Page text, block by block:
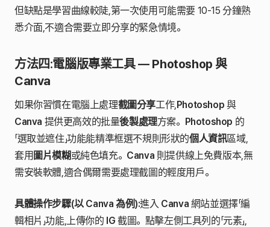
但缺點是學習曲線較陡,第一次使用可能需要 10-15 分鐘熟
悉介面,不適合需要立即分享的緊急情境。
方法四:電腦版專業工具 — Photoshop 與
Canva
如果你習慣在電腦上處理截圖分享工作,Photoshop 與
Canva 提供更高效的批量後製處理方案。 Photoshop 的
「選取並遮住」功能能精準框選不規則形狀的個人資訊區域,
套用 圖片模糊或純色填充。 Canva 則提供線上免費版本,無
需安裝軟體,適合偶爾需要處理截圖的輕度用戶。
具體操作步驟(以 Canva 為例):進入 Canva 網站並選擇「編
輯相片」功能,上傳你的 IG 截圖。點擊左側工具列的「元素」,